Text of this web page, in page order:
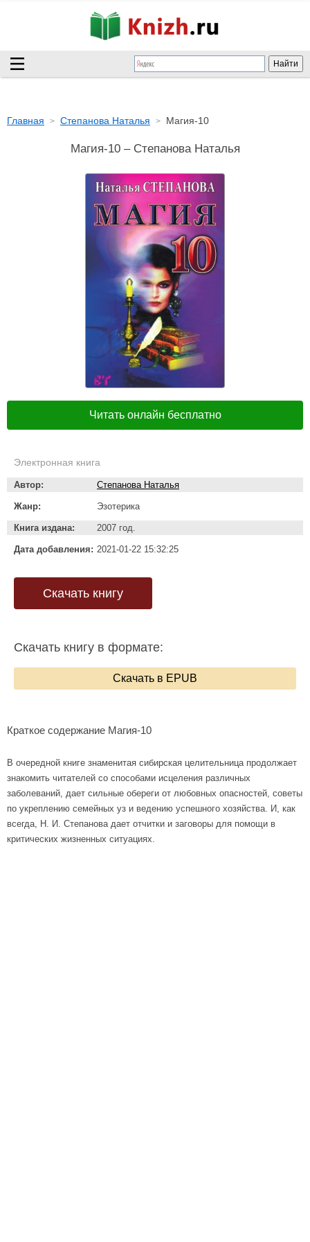
Главная Степанова Наталья Магия-10
Магия-10 – Степанова Наталья
Читать онлайн бесплатно
Электронная книга
Автор: Степанова Наталья
Жанр: Эзотерика
Книга издана: 2007 год.
Дата добавления: 2021-01-22 15:32:25
Скачать книгу
Скачать книгу в формате:
Скачать в EPUB
Краткое содержание Магия-10
В очередной книге знаменитая сибирская целительница продолжает
знакомить читателей со способами исцеления различных
заболеваний, дает сильные обереги от любовных опасностей, советы
по укреплению семейных уз и ведению успешного хозяйства. И, как
всегда, Н. И. Степанова дает отчитки и заговоры для помощи в
критических жизненных ситуациях.